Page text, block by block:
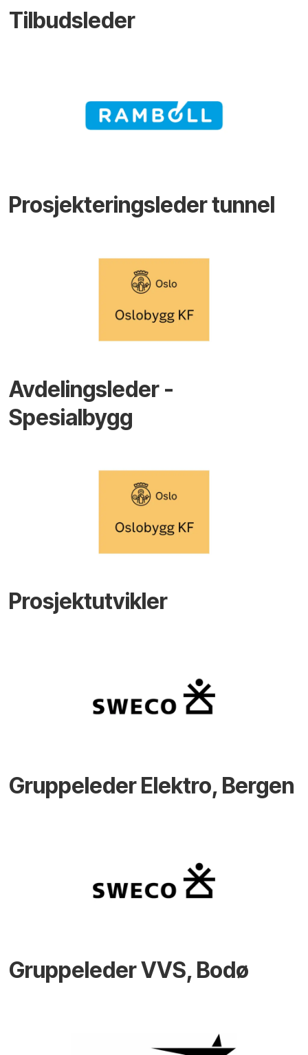
Tilbudsleder
Prosjekteringsleder tunnel
Avdelingsleder -
Spesialbygg
Prosjektutvikler
Gruppeleder Elektro, Bergen
Gruppeleder VVS, Bodø